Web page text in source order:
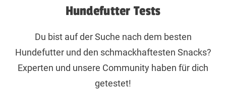
Hundefutter Tests
Du bist auf der Suche nach dem besten
Hundefutter und den schmackhaftesten Snacks?
Experten und unsere Community haben für dich
getestet!